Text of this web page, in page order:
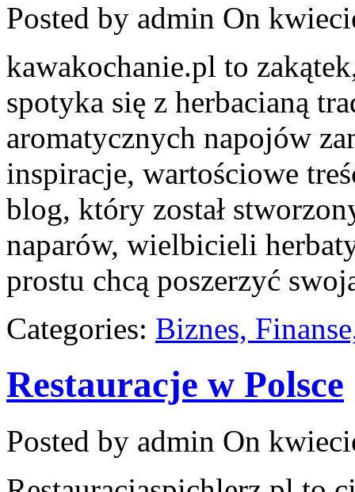
Posted by admin On
kawakochanie.pl to
spotyka się z herbacianą
aromatycznych napojów
inspiracje, wartościowe
blog, który został
naparów, wielbicieli
prostu chcą poszerzyć
Categories: Biznes,
Restauracje w Polsce
Posted by admin On